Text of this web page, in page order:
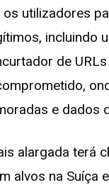
utilizadores
incluindo
de
e dados
alargada terá
alvos na Suíça